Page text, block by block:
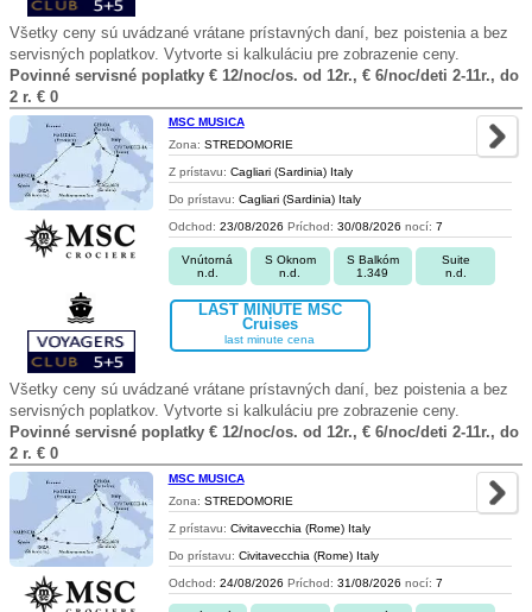
Všetky ceny sú uvádzané vrátane prístavných daní, bez poistenia a bez
servisných poplatkov. Vytvorte si kalkuláciu pre zobrazenie ceny.
Povinné servisné poplatky € 12/noc/os. od 12r., € 6/noc/deti 2-11r., do
2 r. € 0
MSC MUSICA
Zona: STREDOMORIE
Z prístavu: Cagliari (Sardinia) Italy
Do prístavu: Cagliari (Sardinia) Italy
Odchod: 23/08/2026 Príchod: 30/08/2026 nocí: 7
Vnútorná
n.d.
S Oknom
n.d.
S Balkóm
1.349
Suite
n.d.
LAST MINUTE MSC
Cruises
last minute cena
Všetky ceny sú uvádzané vrátane prístavných daní, bez poistenia a bez
servisných poplatkov. Vytvorte si kalkuláciu pre zobrazenie ceny.
Povinné servisné poplatky € 12/noc/os. od 12r., € 6/noc/deti 2-11r., do
2 r. € 0
MSC MUSICA
Zona: STREDOMORIE
Z prístavu: Civitavecchia (Rome) Italy
Do prístavu: Civitavecchia (Rome) Italy
Odchod: 24/08/2026 Príchod: 31/08/2026 nocí: 7